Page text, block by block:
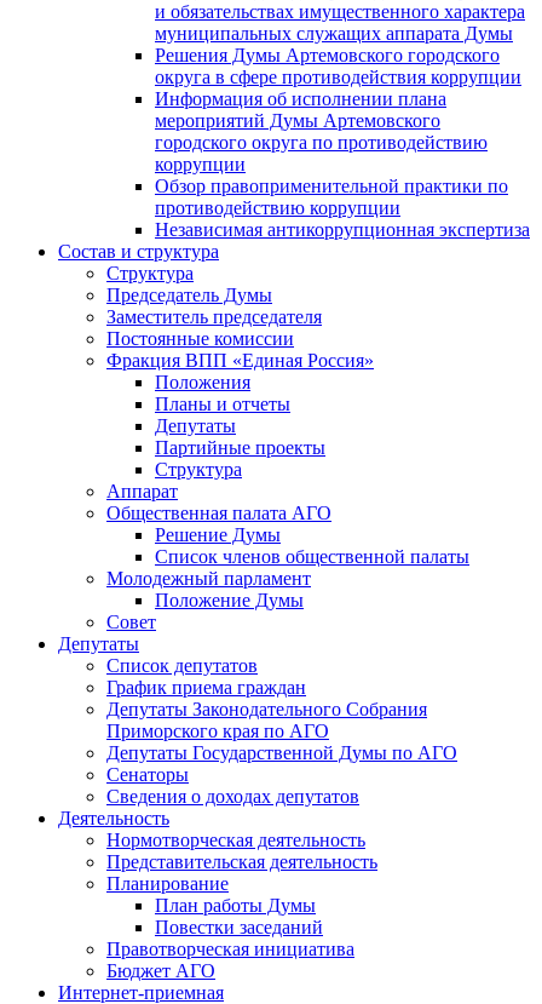
и обязательствах имущественного характера
муниципальных служащих аппарата Думы
Решения Думы Артемовского городского
округа в сфере противодействия коррупции
Информация об исполнении плана
мероприятий Думы Артемовского
городского округа по противодействию
коррупции
Обзор правоприменительной практики по
противодействию коррупции
Независимая антикоррупционная экспертиза
Состав и структура
Структура
Председатель Думы
Заместитель председателя
Постоянные комиссии
Фракция ВПП «Единая Россия»
Положения
Планы и отчеты
Депутаты
Партийные проекты
Структура
Аппарат
Общественная палата АГО
Решение Думы
Список членов общественной палаты
Молодежный парламент
Положение Думы
Совет
Депутаты
Список депутатов
График приема граждан
Депутаты Законодательного Собрания
Приморского края по АГО
Депутаты Государственной Думы по АГО
Сенаторы
Сведения о доходах депутатов
Деятельность
Нормотворческая деятельность
Представительская деятельность
Планирование
План работы Думы
Повестки заседаний
Правотворческая инициатива
Бюджет АГО
Интернет-приемная